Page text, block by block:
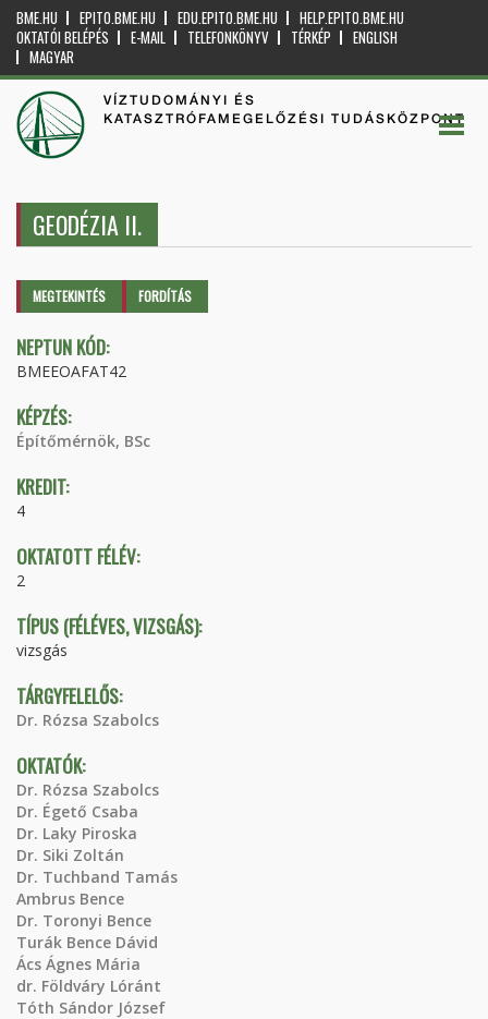
BME.HU EPITO.BME.HU EDU.EPITO.BME.HU
HELP.EPITO.BME.HU
OKTATÓI BELÉPÉS
E-MAIL TELEFONKÖNYV TÉRKÉP
ENGLISH
MAGYAR
VÍZTUDOMÁNYI ÉS
KATASZTRÓFAMEGELŐZÉSI TUDÁSKÖZPONT
GEODÉZIA II.
Elsődleges fülek
MEGTEKINTÉS (AKTÍVFORDÍTÁS
NEPTUN KÓD:
BMEEOAFAT42
KÉPZÉS:
Építőmérnök, BSc
KREDIT:
4
OKTATOTT FÉLÉV:
2
TÍPUS (FÉLÉVES, VIZSGÁS):
vizsgás
TÁRGYFELELŐS:
Dr. Rózsa Szabolcs
OKTATÓK:
Dr. Rózsa Szabolcs
Dr. Égető Csaba
Dr. Laky Piroska
Dr. Siki Zoltán
Dr. Tuchband Tamás
Ambrus Bence
Dr. Toronyi Bence
Turák Bence Dávid
Ács Ágnes Mária
dr. Földváry Lóránt
Tóth Sándor József